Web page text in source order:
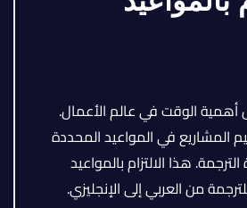
الوقت في عالم الأعمال.
المشاريع في المواعيد المحددة
هذا الالتزام بالمواعيد
من العربي إلى الإنجليزي.